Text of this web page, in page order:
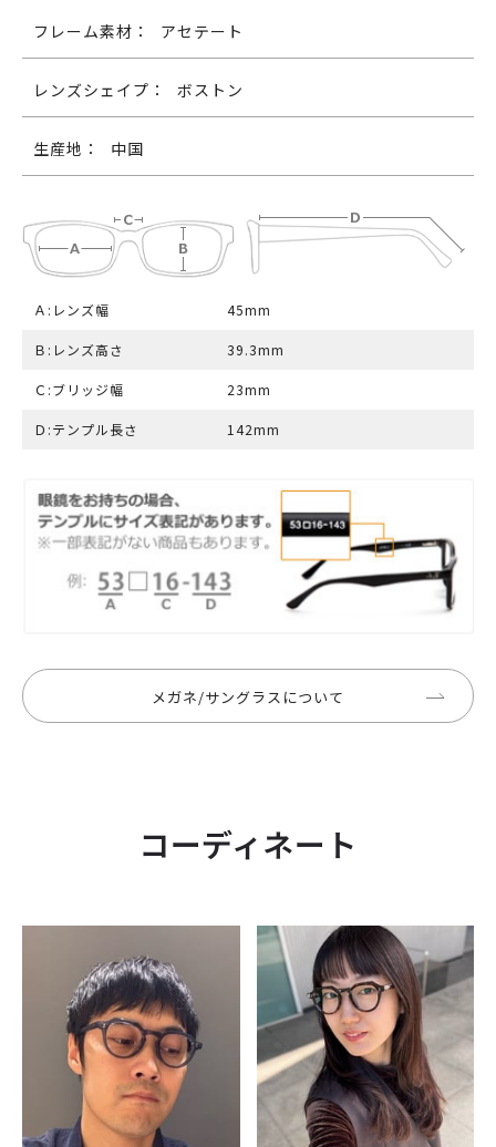
フレーム素材： アセテート
レンズシェイプ： ボストン
生産地： 中国
Ａ:レンズ幅 45mm
Ｂ:レンズ高さ 39.3mm
Ｃ:ブリッジ幅 23mm
Ｄ:テンプル長さ 142mm
メガネ/サングラスについて
コーディネート